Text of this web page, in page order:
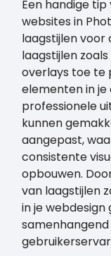
Een handige
websites in
laagstijlen voor
laagstijlen
overlays toe te
elementen in je
professionele
kunnen
aangepast,
consistente
opbouwen.
van laagstijlen
in je webdesign